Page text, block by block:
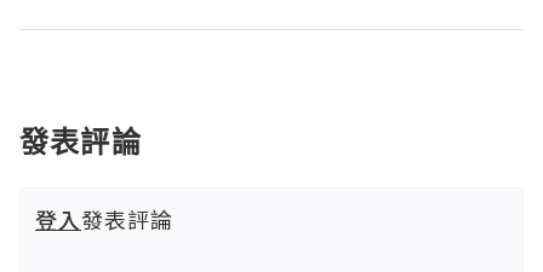
發表評論
登入發表評論